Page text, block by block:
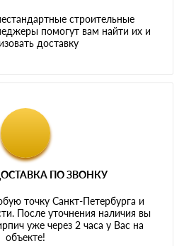
строительные
помогут вам найти их и
доставку
ПО ЗВОНКУ
точку Санкт-Петербурга и
После уточнения наличия вы
уже через 2 часа у Вас на
объекте!